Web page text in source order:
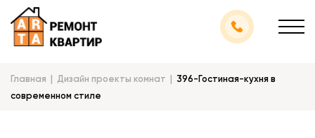
Главная Дизайн проекты комнат
396-Гостиная-кухня в
современном стиле